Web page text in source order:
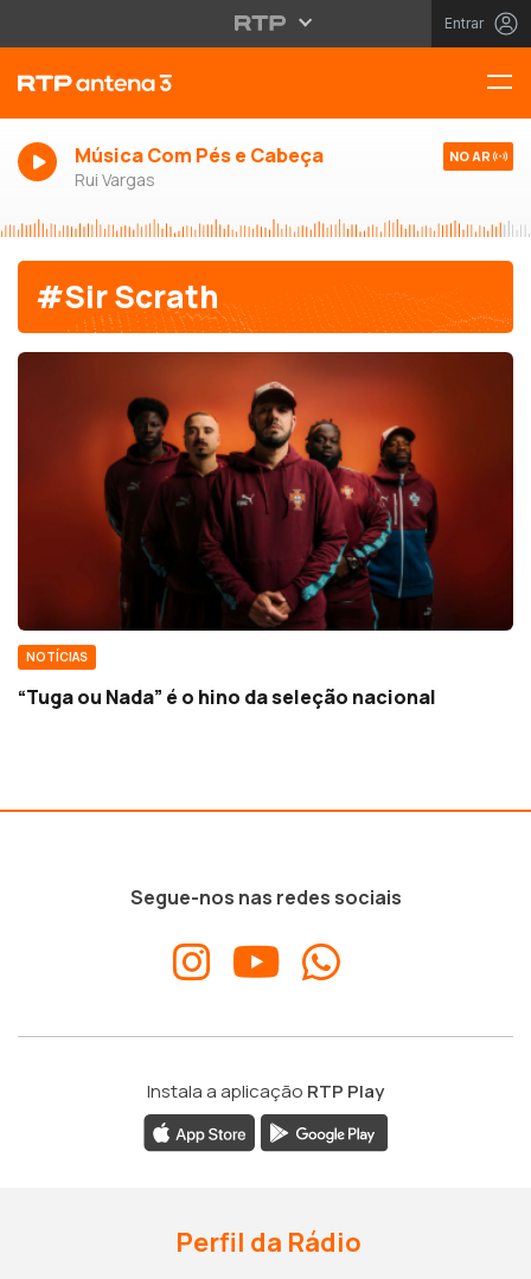
Entrar
Música Com Pés e Cabeça
Rui Vargas
NO AR
#Sir Scrath
NOTÍCIAS
“Tuga ou Nada” é o hino da seleção nacional
Segue-nos nas redes sociais
Instala a aplicação RTP Play
Perfil da Rádio